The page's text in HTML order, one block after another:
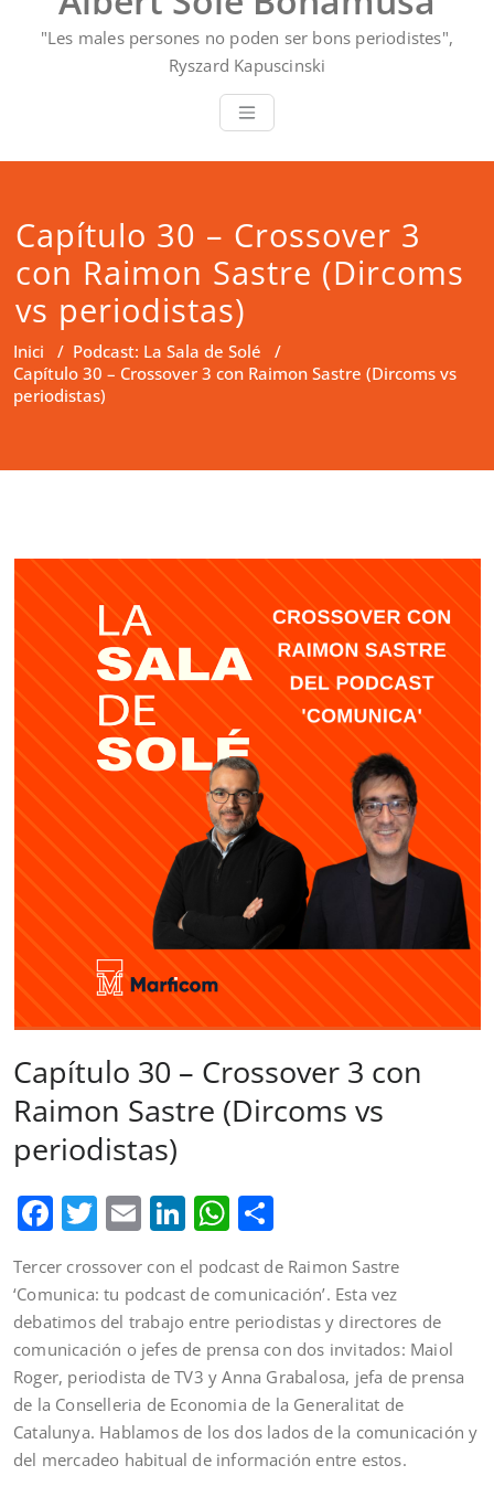
"Les males persones no poden ser bons periodistes",
Ryszard Kapuscinski
Capítulo 30 – Crossover 3
con Raimon Sastre (Dircoms
vs periodistas)
Inici / Podcast: La Sala de Solé /
Capítulo 30 – Crossover 3 con Raimon Sastre (Dircoms vs
periodistas)
Capítulo 30 – Crossover 3 con
Raimon Sastre (Dircoms vs
periodistas)
Facebook
Twitter
EmailLinkedIn
WhatsApp
Tercer crossover con el podcast de Raimon Sastre
‘Comunica: tu podcast de comunicación’. Esta vez
debatimos del trabajo entre periodistas y directores de
comunicación o jefes de prensa con dos invitados: Maiol
Roger, periodista de TV3 y Anna Grabalosa, jefa de prensa
de la Conselleria de Economia de la Generalitat de
Catalunya. Hablamos de los dos lados de la comunicación y
del mercadeo habitual de información entre estos.